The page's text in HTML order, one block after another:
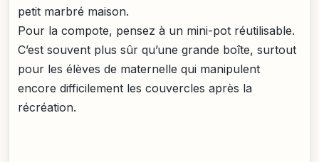
petit marbré maison.
Pour la compote, pensez à un mini-pot réutilisable.
C’est souvent plus sûr qu’une grande boîte, surtout
pour les élèves de maternelle qui manipulent
encore difficilement les couvercles après la
récréation.